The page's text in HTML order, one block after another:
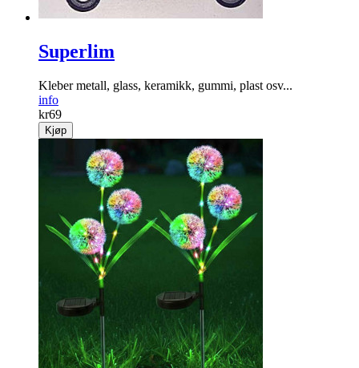
Superlim
Kleber metall, glass, keramikk, gummi, plast osv...
info
kr69
Kjøp